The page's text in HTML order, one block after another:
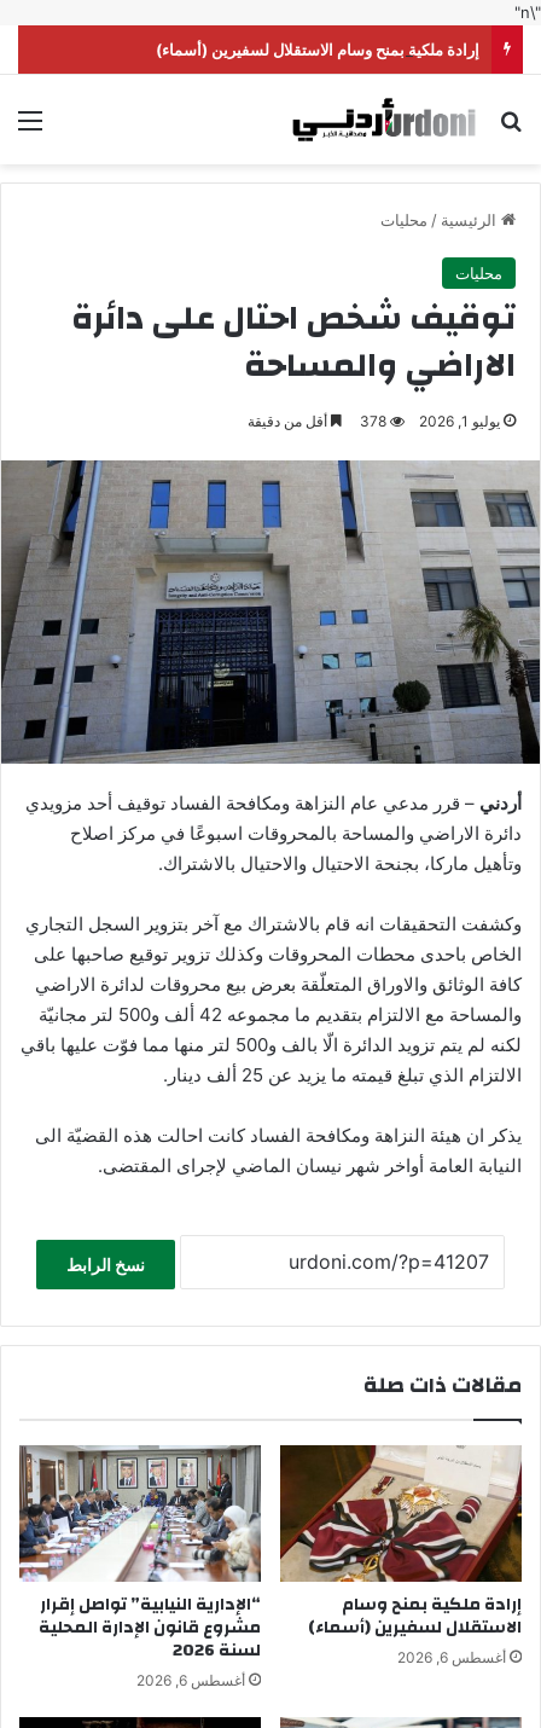
"\n"
إرادة ملكية بمنح وسام الاستقلال لسفيرين (أسماء)
بحث عن
الرئيسية / محليات
محليات
توقيف شخص احتال على دائرة
الاراضي والمساحة
يوليو 1, 2026 378 أقل من دقيقة
أردني – قرر مدعي عام النزاهة ومكافحة الفساد توقيف أحد مزويدي
دائرة الاراضي والمساحة بالمحروقات اسبوعًا في مركز اصلاح
وتأهيل ماركا، بجنحة الاحتيال والاحتيال بالاشتراك.
وكشفت التحقيقات انه قام بالاشتراك مع آخر بتزوير السجل التجاري
الخاص باحدى محطات المحروقات وكذلك تزوير توقيع صاحبها على
كافة الوثائق والاوراق المتعلّقة بعرض بيع محروقات لدائرة الاراضي
والمساحة مع الالتزام بتقديم ما مجموعه 42 ألف و500 لتر مجانيّة
لكنه لم يتم تزويد الدائرة الّا بالف و500 لتر منها مما فوّت عليها باقي
الالتزام الذي تبلغ قيمته ما يزيد عن 25 ألف دينار.
يذكر ان هيئة النزاهة ومكافحة الفساد كانت احالت هذه القضيّة الى
النيابة العامة أواخر شهر نيسان الماضي لإجراى المقتضى.
نسخ الرابط
مقالات ذات صلة
إرادة ملكية بمنح وسام
الاستقلال لسفيرين (أسماء)
أغسطس 6, 2026
“الإدارية النيابية” تواصل إقرار
مشروع قانون الإدارة المحلية
لسنة 2026
أغسطس 6, 2026